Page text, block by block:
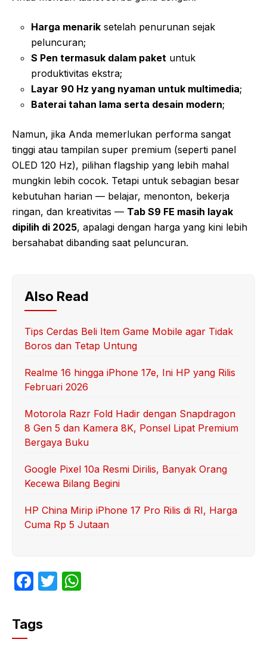
Harga menarik setelah penurunan sejak
peluncuran;
S Pen termasuk dalam paket untuk
produktivitas ekstra;
Layar 90 Hz yang nyaman untuk multimedia;
Baterai tahan lama serta desain modern;
Namun, jika Anda memerlukan performa sangat
tinggi atau tampilan super premium (seperti panel
OLED 120 Hz), pilihan flagship yang lebih mahal
mungkin lebih cocok. Tetapi untuk sebagian besar
kebutuhan harian — belajar, menonton, bekerja
ringan, dan kreativitas — Tab S9 FE masih layak
dipilih di 2025, apalagi dengan harga yang kini lebih
bersahabat dibanding saat peluncuran.
Also Read
Tips Cerdas Beli Item Game Mobile agar Tidak
Boros dan Tetap Untung
Realme 16 hingga iPhone 17e, Ini HP yang Rilis
Februari 2026
Motorola Razr Fold Hadir dengan Snapdragon
8 Gen 5 dan Kamera 8K, Ponsel Lipat Premium
Bergaya Buku
Google Pixel 10a Resmi Dirilis, Banyak Orang
Kecewa Bilang Begini
HP China Mirip iPhone 17 Pro Rilis di RI, Harga
Cuma Rp 5 Jutaan
F
c
e
T
Tags